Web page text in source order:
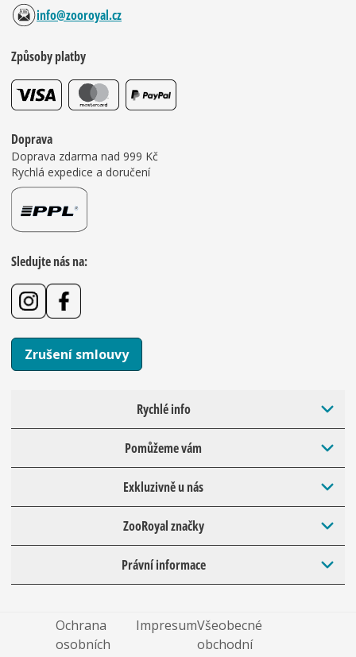
info@zooroyal.cz
Způsoby platby
Doprava
Doprava zdarma nad 999 Kč
Rychlá expedice a doručení
Sledujte nás na:
Zrušení smlouvy
Rychlé info
Pomůžeme vám
Exkluzivně u nás
ZooRoyal značky
Právní informace
Ochrana
osobních
ImpresumVšeobecné
obchodní